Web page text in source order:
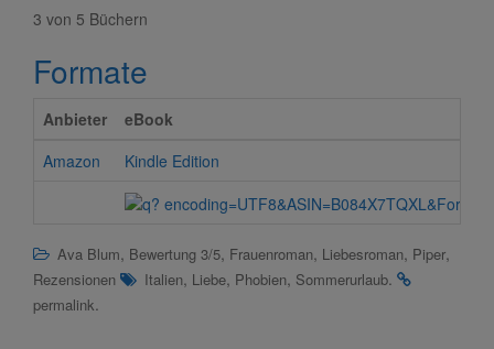
3 von 5 Büchern
Formate
Anbieter
eBook
Amazon
Kindle Edition
Ava Blum, Bewertung 3/5, Frauenroman, Liebesroman, Piper,
Rezensionen Italien, Liebe, Phobien, Sommerurlaub.
permalink.